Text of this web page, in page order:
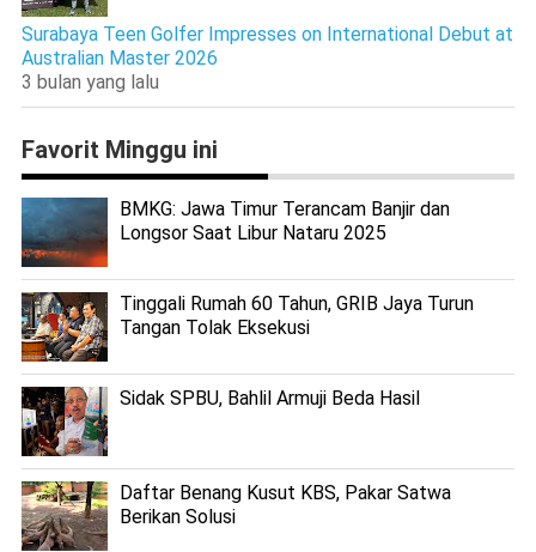
Surabaya Teen Golfer Impresses on International Debut at
Australian Master 2026
3 bulan yang lalu
Favorit Minggu ini
BMKG: Jawa Timur Terancam Banjir dan
Longsor Saat Libur Nataru 2025
Tinggali Rumah 60 Tahun, GRIB Jaya Turun
Tangan Tolak Eksekusi
Sidak SPBU, Bahlil Armuji Beda Hasil
Daftar Benang Kusut KBS, Pakar Satwa
Berikan Solusi